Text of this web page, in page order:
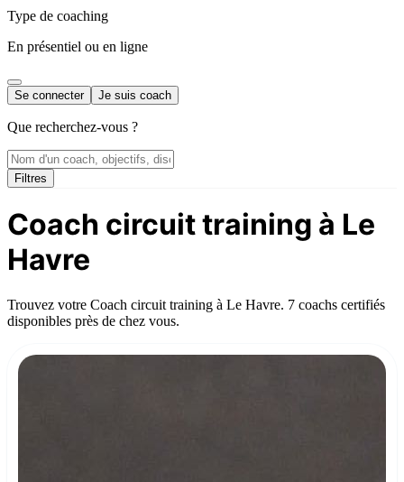
Type de coaching
En présentiel ou en ligne
Se connecter Je suis coach
Que recherchez-vous ?
Filtres
Coach circuit training à Le
Havre
Trouvez votre Coach circuit training à Le Havre. 7 coachs certifiés
disponibles près de chez vous.